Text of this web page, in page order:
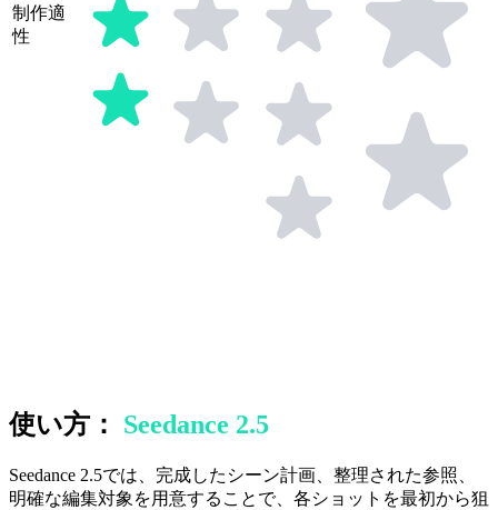
制作適
性
使い方： Seedance 2.5
Seedance 2.5では、完成したシーン計画、整理された参照、
明確な編集対象を用意することで、各ショットを最初から狙